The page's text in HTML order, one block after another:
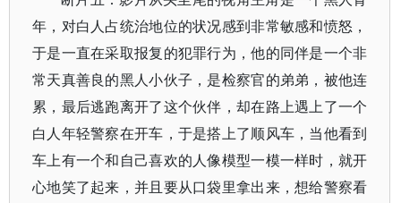
年，对白人占统治地位的状况感到非常敏感和愤怒，
于是一直在采取报复的犯罪行为，他的同伴是一个非
常天真善良的黑人小伙子，是检察官的弟弟，被他连
累，最后逃跑离开了这个伙伴，却在路上遇上了一个
白人年轻警察在开车，于是搭上了顺风车，当他看到
车上有一个和自己喜欢的人像模型一模一样时，就开
心地笑了起来，并且要从口袋里拿出来，想给警察看